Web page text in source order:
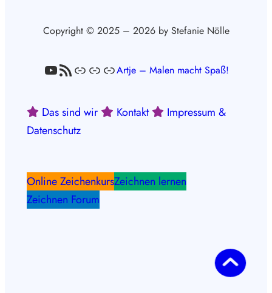
Copyright © 2025 – 2026 by Stefanie Nölle
YouTube
RSS-FeedLinkLinkLinkArtje – Malen macht Spaß!
Das sind wir Kontakt
Impressum &
Datenschutz
Online ZeichenkursZeichnen lernen
Zeichnen Forum